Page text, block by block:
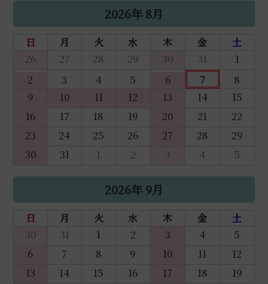
2026年 8月
日 月 火 水 木 金
土
26
27 28 29 30 31
1
2
3 4 5 6 7
8
9
10 11 12 13 14
15
16
17 18 19 20 21
22
23
24 25 26 27 28
29
30
31 1 2 3 4 5
2026年 9月
日 月 火 水 木 金
土
30
31 1 2 3 4
5
6
7 8 9 10 11
12
13
14 15 16 17 18
19